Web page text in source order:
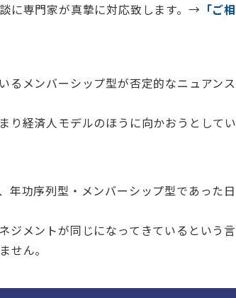
に専門家が真摯に対応致します。→ 「ご相
るメンバーシップ型が否定的なニュアンス
り経済人モデルのほうに向かおうとしてい
年功序列型・メンバーシップ型であった日
ジメントが同じになってきているという言
せん。